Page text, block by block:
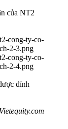
của NT2
đính